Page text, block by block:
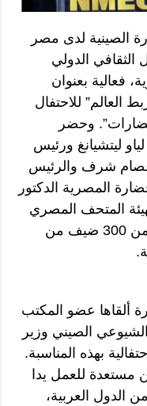
الصينية لدى مصر
الثقافي الدولي
فعالية بعنوان
العالم” للاحتفال
وحضر
ليتشيانغ ورئيس
عصام شرف والرئيس
المصرية الدكتور
المتحف المصري
الكبير الدكتور أحمد غنيم وغيرهم من 300 ضيف من
ألقاها عضو المكتب
الصيني وزير
بهذه المناسبة.
مستعدة للعمل يدا
الدول العربية،